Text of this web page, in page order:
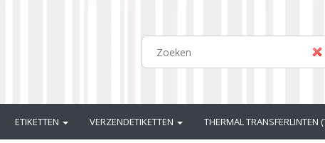
ETIKETTEN VERZENDETIKETTEN THERMAL TRANSFERLINTEN